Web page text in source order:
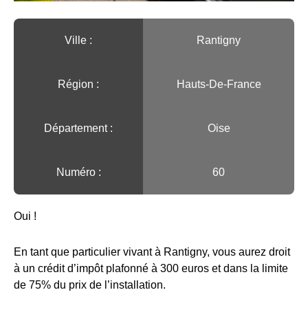
Ville :️ Rantigny
Région :️ Hauts-De-France
Département : Oise
Numéro : 60
Oui !
En tant que particulier vivant à Rantigny, vous aurez droit
à un crédit d’impôt plafonné à 300 euros et dans la limite
de 75% du prix de l’installation.